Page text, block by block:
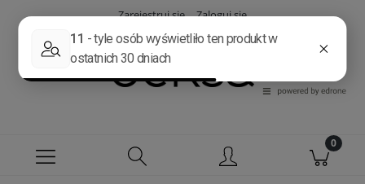
Zarejestruj się Zaloguj się